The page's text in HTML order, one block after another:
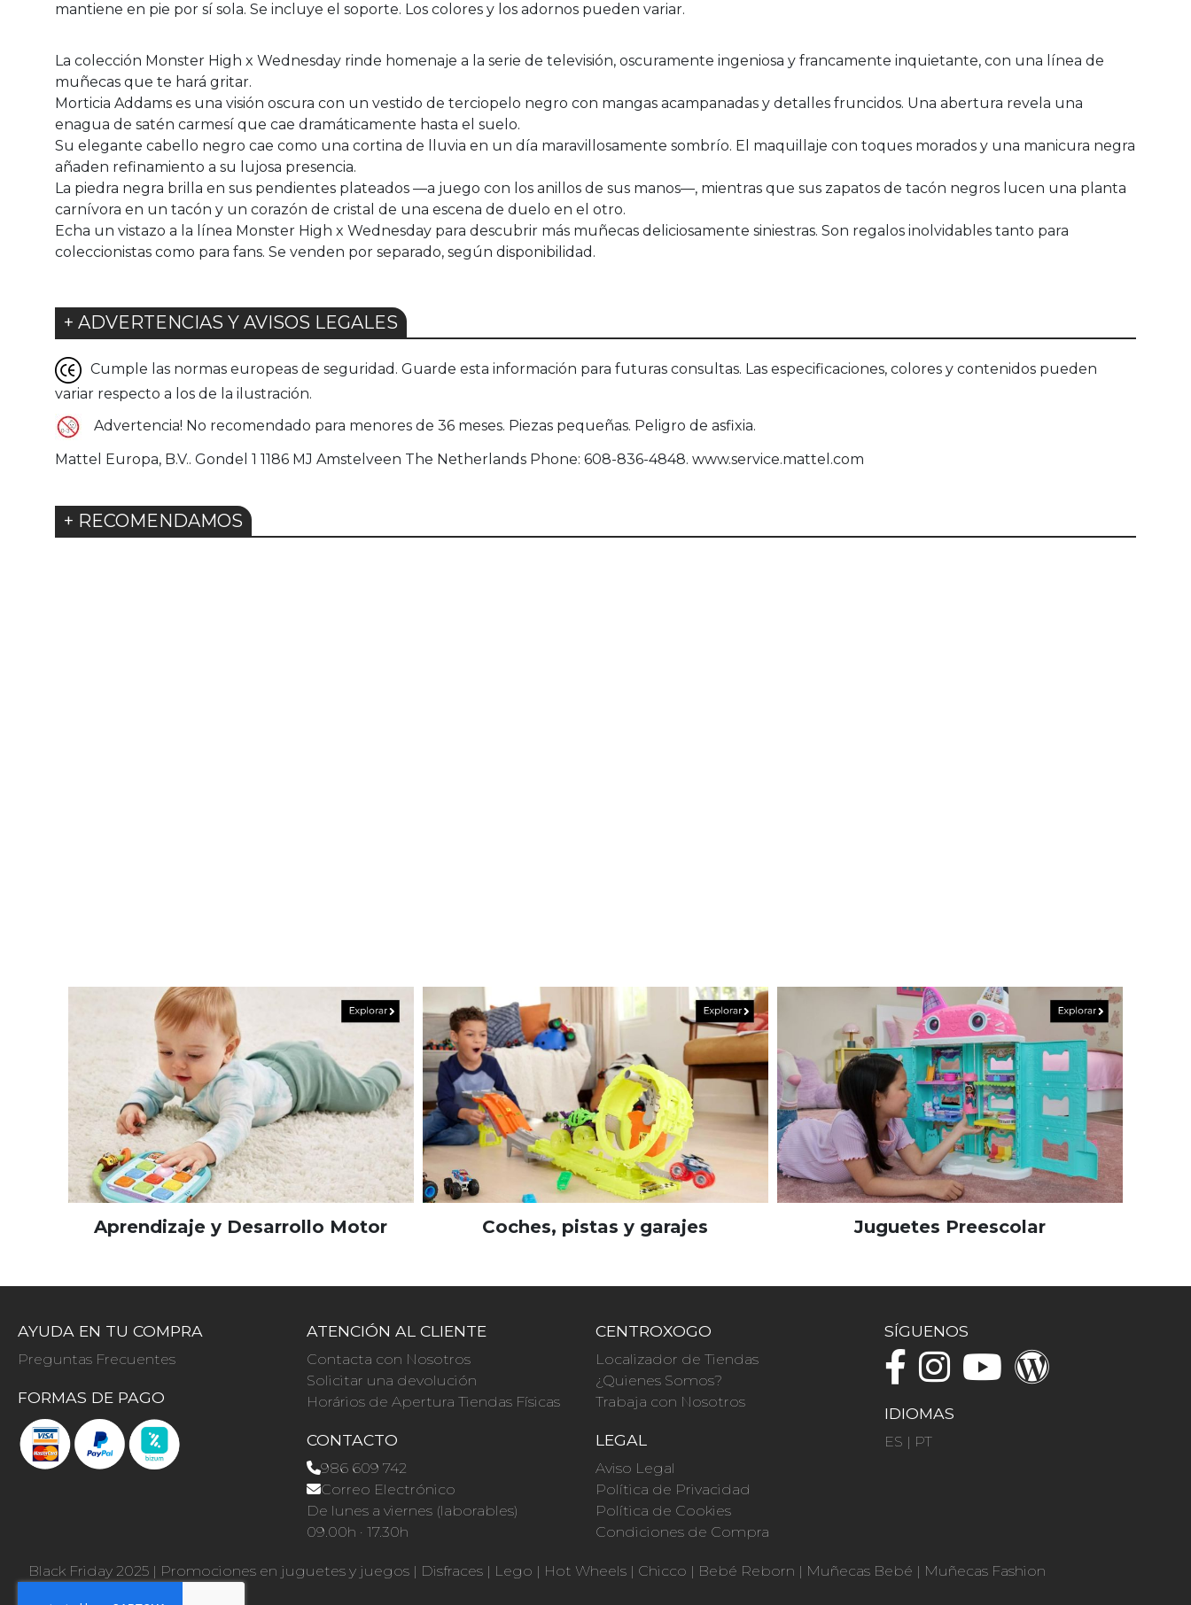
mantiene en pie por sí sola. Se incluye el soporte. Los colores y los adornos pueden variar.
La colección Monster High x Wednesday rinde homenaje a la serie de televisión, oscuramente ingeniosa y francamente inquietante, con una línea de
muñecas que te hará gritar.
Morticia Addams es una visión oscura con un vestido de terciopelo negro con mangas acampanadas y detalles fruncidos. Una abertura revela una
enagua de satén carmesí que cae dramáticamente hasta el suelo.
Su elegante cabello negro cae como una cortina de lluvia en un día maravillosamente sombrío. El maquillaje con toques morados y una manicura negra
añaden refinamiento a su lujosa presencia.
La piedra negra brilla en sus pendientes plateados —a juego con los anillos de sus manos—, mientras que sus zapatos de tacón negros lucen una planta
carnívora en un tacón y un corazón de cristal de una escena de duelo en el otro.
Echa un vistazo a la línea Monster High x Wednesday para descubrir más muñecas deliciosamente siniestras. Son regalos inolvidables tanto para
coleccionistas como para fans. Se venden por separado, según disponibilidad.
+ ADVERTENCIAS Y AVISOS LEGALES
Cumple las normas europeas de seguridad. Guarde esta información para futuras consultas. Las especificaciones, colores y contenidos pueden
variar respecto a los de la ilustración.
Advertencia! No recomendado para menores de 36 meses. Piezas pequeñas. Peligro de asfixia.
Mattel Europa, B.V.. Gondel 1 1186 MJ Amstelveen The Netherlands Phone: 608-836-4848. www.service.mattel.com
+ RECOMENDAMOS
Aprendizaje y Desarrollo Motor Coches, pistas y garajes Juguetes Preescolar
AYUDA EN TU COMPRA
Preguntas Frecuentes
FORMAS DE PAGO
ATENCIÓN AL CLIENTE
Contacta con Nosotros
Solicitar una devolución
Horários de Apertura Tiendas Físicas
CONTACTO
986 609 742
Correo Electrónico
De lunes a viernes (laborables)
09.00h · 17.30h
CENTROXOGO
Localizador de Tiendas
¿Quienes Somos?
Trabaja con Nosotros
LEGAL
Aviso Legal
Política de Privacidad
Política de Cookies
Condiciones de Compra
SÍGUENOS
IDIOMAS
ES | PT
Black Friday 2025 | Promociones en juguetes y juegos | Disfraces | Lego | Hot Wheels | Chicco | Bebé Reborn | Muñecas Bebé | Muñecas Fashion